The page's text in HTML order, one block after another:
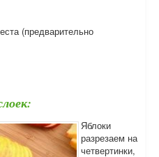
(предварительно
Яблоки
разрезаем на
четвертинки,